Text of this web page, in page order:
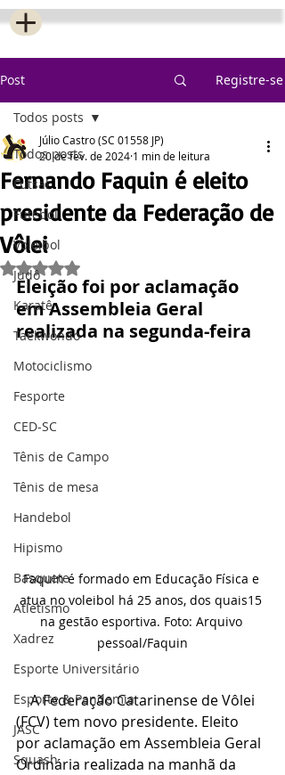
Post Registre-se
Todos posts
Futsal
Futebol
Voleibol
Judô
Karatê
Taekwondo
Motociclismo
Fesporte
CED-SC
Tênis de Campo
Tênis de mesa
Handebol
Hipismo
Basquete
Atletismo
Xadrez
Esporte Universitário
Esporte & Pandemia
JASC
Squash
Todos posts
Fernando Faquin é eleito
presidente da Federação de
Vôlei
Júlio Castro (SC 01558 JP)
20 de fev. de 2024 1 min de leitura
Avaliado com NaN de 5 estrelas.
Eleição foi por aclamação
em Assembleia Geral
realizada na segunda-feira
Faquin é formado em Educação Física e
atua no voleibol há 25 anos, dos quais15
na gestão esportiva. Foto: Arquivo
pessoal/Faquin
    A Federação Catarinense de Vôlei
(FCV) tem novo presidente. Eleito
por aclamação em Assembleia Geral
Ordinária realizada na manhã da